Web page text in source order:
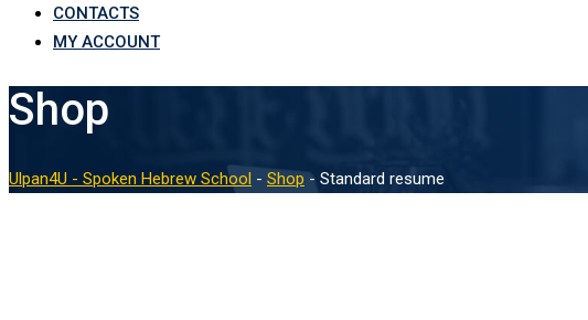
CONTACTS
MY ACCOUNT
Shop
Ulpan4U - Spoken Hebrew School - Shop - Standard resume